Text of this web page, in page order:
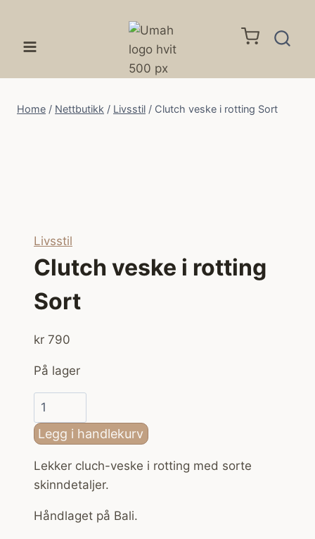
content
Home / Nettbutikk / Livsstil / Clutch veske i rotting Sort
Livsstil
Clutch veske i rotting
Sort
kr 790
På lager
Clutch
veske
i
rotting
Sort
Legg i handlekurv
Lekker cluch-veske i rotting med sorte
skinndetaljer.
Håndlaget på Bali.